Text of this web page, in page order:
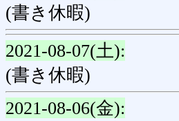
(書き休暇)
2021-08-07(土):
(書き休暇)
2021-08-06(金):